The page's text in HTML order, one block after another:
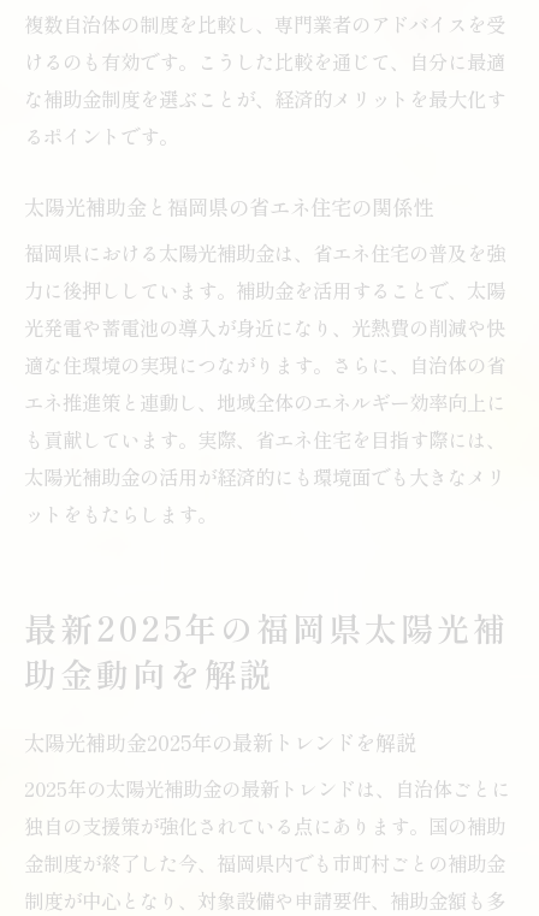
く整理
補助金申請のタイミングと流れを詳しく紹
介
太陽光補助金申請でよくある疑問と対策
条件を満たすための太陽光導入準備術
福岡県で確実に太陽光補助金を得るコツ
共同購入やセット導入で補助金メリットを最大
化するコツ
太陽光共同購入の補助金活用ポイント
セット導入で太陽光補助金を増やす方法
太陽光補助金を最大化する導入パターン
共同購入活用でコスト削減と省エネ両立
太陽光補助金とセット導入の最新動向をチ
ェック
複数自治体の制度を比較し、専門業者のアドバイスを受
けるのも有効です。こうした比較を通じて、自分に最適
な補助金制度を選ぶことが、経済的メリットを最大化す
るポイントです。
太陽光補助金と福岡県の省エネ住宅の関係性
福岡県における太陽光補助金は、省エネ住宅の普及を強
力に後押ししています。補助金を活用することで、太陽
光発電や蓄電池の導入が身近になり、光熱費の削減や快
適な住環境の実現につながります。さらに、自治体の省
エネ推進策と連動し、地域全体のエネルギー効率向上に
も貢献しています。実際、省エネ住宅を目指す際には、
太陽光補助金の活用が経済的にも環境面でも大きなメリ
ットをもたらします。
最新2025年の福岡県太陽光補
助金動向を解説
太陽光補助金2025年の最新トレンドを解説
2025年の太陽光補助金の最新トレンドは、自治体ごとに
独自の支援策が強化されている点にあります。国の補助
金制度が終了した今、福岡県内でも市町村ごとの補助金
制度が中心となり、対象設備や申請要件、補助金額も多